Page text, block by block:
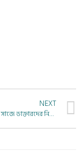
NEXT
পুজোর আগে পুজোর সাজে ডাক্তারদের নিয়ে পুলিসের “সমন” “সমন” খেলা